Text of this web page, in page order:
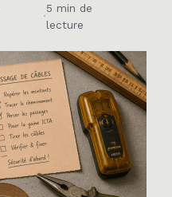
·
5 min de
lecture